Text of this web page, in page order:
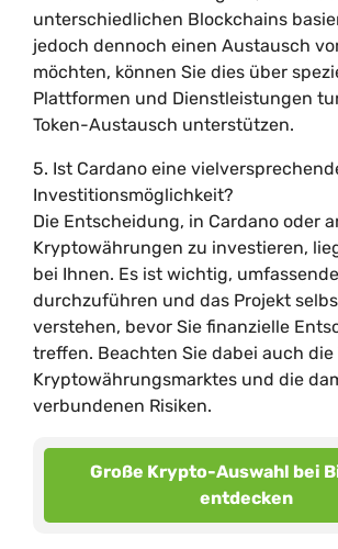
unterschiedlichen Blockchains
jedoch dennoch einen Austausch
möchten, können Sie dies über
Plattformen und Dienstleistungen
Token-Austausch unterstützen.
5. Ist Cardano eine
Investitionsmöglichkeit?
Die Entscheidung, in Cardano oder
Kryptowährungen zu investieren,
bei Ihnen. Es ist wichtig,
durchzuführen und das Projekt
verstehen, bevor Sie finanzielle
treffen. Beachten Sie dabei auch
Kryptowährungsmarktes und die
verbundenen Risiken.
Große Krypto-Auswahl bei
entdecken